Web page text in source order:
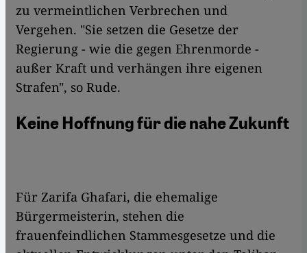
zu vermeintlichen Verbrechen und
Vergehen. "Sie setzen die Gesetze der
Regierung - wie die gegen Ehrenmorde -
außer Kraft und verhängen ihre eigenen
Strafen", so Rude.
Keine Hoffnung für die nahe Zukunft
Für Zarifa Ghafari, die ehemalige
Bürgermeisterin, stehen die
frauenfeindlichen Stammesgesetze und die